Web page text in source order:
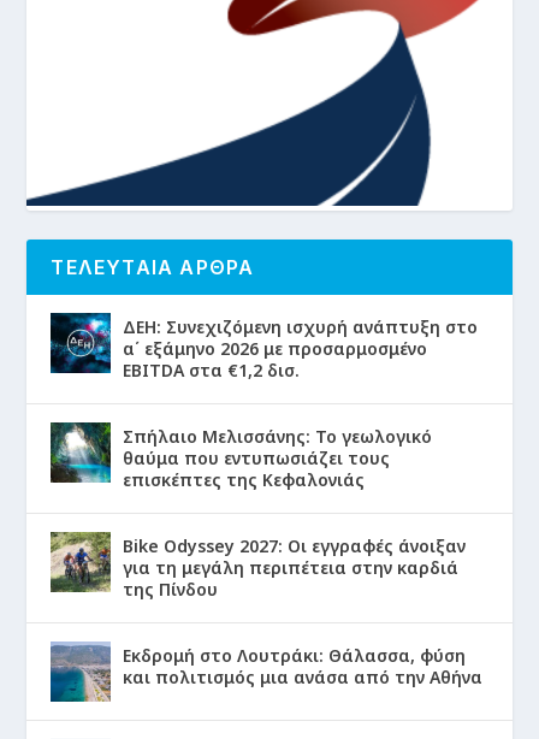
ΤΕΛΕΥΤΑΙΑ ΑΡΘΡΑ
ΔΕΗ: Συνεχιζόμενη ισχυρή ανάπτυξη στο
α΄ εξάμηνο 2026 με προσαρμοσμένο
EBITDA στα €1,2 δισ.
Σπήλαιο Μελισσάνης: Το γεωλογικό
θαύμα που εντυπωσιάζει τους
επισκέπτες της Κεφαλονιάς
Bike Odyssey 2027: Οι εγγραφές άνοιξαν
για τη μεγάλη περιπέτεια στην καρδιά
της Πίνδου
Εκδρομή στο Λουτράκι: Θάλασσα, φύση
και πολιτισμός μια ανάσα από την Αθήνα